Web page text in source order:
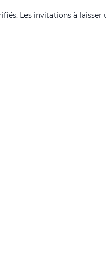
Les invitations à